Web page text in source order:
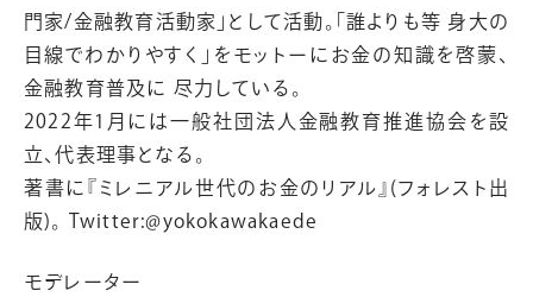
門家/金融教育活動家」として活動。「誰よりも等 身大の
目線でわかりやすく」をモットーにお金の知識を啓蒙、
金融教育普及に 尽力している。
2022年1月には一般社団法人金融教育推進協会を設
立、代表理事となる。
著書に『ミレニアル世代のお金のリアル』(フォレスト出
版)。 Twitter:@yokokawakaede
モデレーター